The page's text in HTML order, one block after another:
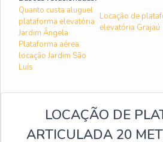
Quanto custa aluguel
plataforma elevatória
Jardim Ângela
Locação de
elevatória Grajaú
Plataforma aérea
locação Jardim São
Luís
LOCAÇÃO DE
ARTICULADA 20